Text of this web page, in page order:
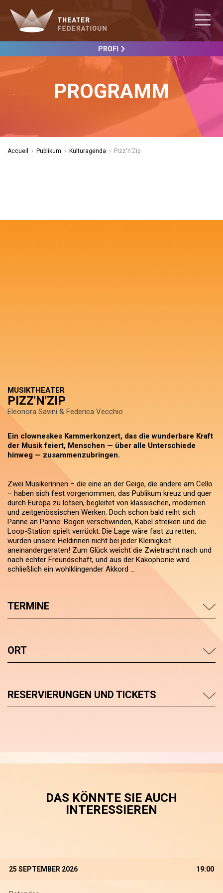
PROFI
PROGRAMM
Accueil › Publikum › Kulturagenda › Pizz'n'Zip
MUSIKTHEATER
PIZZ'N'ZIP
Eleonora Savini & Federica Vecchio
Ein clowneskes Kammerkonzert, das die wunderbare Kraft
der Musik feiert, Menschen — über alle Unterschiede
hinweg — zusammenzubringen.
Zwei Musikerinnen – die eine an der Geige, die andere am Cello
– haben sich fest vorgenommen, das Publikum kreuz und quer
durch Europa zu lotsen, begleitet von klassischen, modernen
und zeitgenössischen Werken. Doch schon bald reiht sich
Panne an Panne: Bögen verschwinden, Kabel streiken und die
Loop-Station spielt verrückt. Die Lage wäre fast zu retten,
würden unsere Heldinnen nicht bei jeder Kleinigkeit
aneinandergeraten! Zum Glück weicht die Zwietracht nach und
nach echter Freundschaft, und aus der Kakophonie wird
schließlich ein wohlklingender Akkord …
TERMINE
ORT
RESERVIERUNGEN UND TICKETS
DAS KÖNNTE SIE AUCH
INTERESSIEREN
25 SEPTEMBER 2026 19:00